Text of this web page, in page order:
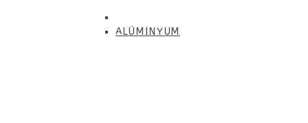
ALÜMİNYUM